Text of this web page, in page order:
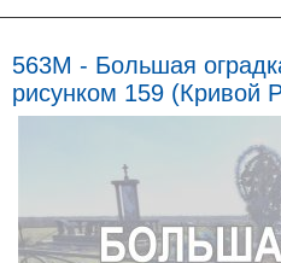
563M - Большая
рисунком 159 (Кривой